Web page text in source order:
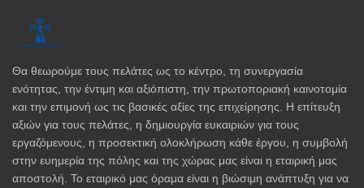
Θα θεωρούμε τους πελάτες ως το κέντρο, τη συνεργασία
ενότητας, την έντιμη και αξιόπιστη, την πρωτοποριακή καινοτομία
και την επιμονή ως τις βασικές αξίες της επιχείρησης. Η επίτευξη
αξιών για τους πελάτες, η δημιουργία ευκαιριών για τους
εργαζόμενους, η προσεκτική ολοκλήρωση κάθε έργου, η συμβολή
στην ευημερία της πόλης και της χώρας μας είναι η εταιρική μας
αποστολή. Το εταιρικό μας όραμα είναι η βιώσιμη ανάπτυξη για να